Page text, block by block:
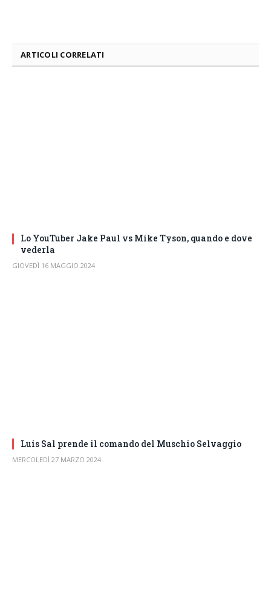
ARTICOLI CORRELATI
Lo YouTuber Jake Paul vs Mike Tyson, quando e dove
vederla
GIOVEDÌ 16 MAGGIO 2024
Luis Sal prende il comando del Muschio Selvaggio
MERCOLEDÌ 27 MARZO 2024